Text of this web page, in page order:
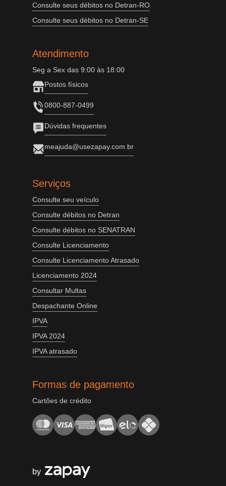
Consulte seus débitos no Detran-RO
Consulte seus débitos no Detran-SE
Atendimento
Seg a Sex das 9:00 às 18:00
Postos físicos
0800-887-0499
Dúvidas frequentes
meajuda@usezapay.com.br
Serviços
Consulte seu veículo
Consulte débitos no Detran
Consulte débitos no SENATRAN
Consulte Licenciamento
Consulte Licenciamento Atrasado
Licenciamento 2024
Consultar Multas
Despachante Online
IPVA
IPVA 2024
IPVA atrasado
Formas de pagamento
Cartões de crédito
by